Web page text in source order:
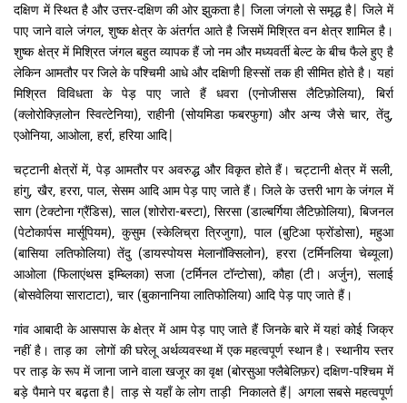
दक्षिण में स्थित है और उत्तर-दक्षिण की ओर झुकता है| जिला जंगलो से समृद्ध है| जिले में
पाए जाने वाले जंगल, शुष्क क्षेत्र के अंतर्गत आते है जिसमें मिश्रित वन क्षेत्र शामिल है।
शुष्क क्षेत्र में मिश्रित जंगल बहुत व्यापक हैं जो नम और मध्यवर्ती बेल्ट के बीच फैले हुए है
लेकिन आमतौर पर जिले के पश्चिमी आधे और दक्षिणी हिस्सों तक ही सीमित होते है। यहां
मिश्रित विविधता के पेड़ पाए जाते हैं धवरा (एनोजीसस लैटिफ़ोलिया), बिर्रा
(क्लोरोक्ज़िलोन स्वित्टेनिया), राहीनी (सोयमिडा फबरफुगा) और अन्य जैसे चार, तेंदु,
एओनिया, आओला, हर्रा, हरिया आदि|
चट्टानी क्षेत्रों में, पेड़ आमतौर पर अवरुद्ध और विकृत होते हैं। चट्टानी क्षेत्र में सली,
हांगु, खैर, हररा, पाल, सेसम आदि आम पेड़ पाए जाते हैं। जिले के उत्तरी भाग के जंगल में
साग (टेक्टोना ग्रैंडिस), साल (शोरोरा-बस्टा), सिरसा (डाल्बर्गिया लैटिफ़ोलिया), बिजनल
(पेटोकार्पस मार्सूपियम), कुसुम (स्केलिच्रा त्रिजुगा), पाल (बुटिआ फ्रोंडोसा), महुआ
(बासिया लतिफोलिया) तेंदु (डायस्पोयस मेलानॉक्सिलोन), हररा (टर्मिनलिया चेब्यूला)
आओला (फिलाएंथस इम्ब्लिका) सजा (टर्मिनल टॉन्टोसा), कौहा (टी। अर्जुन), सलाई
(बोसवेलिया साराटाटा), चार (बुकानानिया लातिफोलिया) आदि पेड़ पाए जाते हैं।
गांव आबादी के आसपास के क्षेत्र में आम पेड़ पाए जाते हैं जिनके बारे में यहां कोई जिक्र
नहीं है। ताड़ का लोगों की घरेलू अर्थव्यवस्था में एक महत्वपूर्ण स्थान है। स्थानीय स्तर
पर ताड़ के रूप में जाना जाने वाला खजूर का वृक्ष (बोरसुआ फ्लैबेलिफ़र) दक्षिण-पश्चिम में
बड़े पैमाने पर बढ़ता है| ताड़ से यहाँ के लोग ताड़ी निकालते हैं| अगला सबसे महत्वपूर्ण